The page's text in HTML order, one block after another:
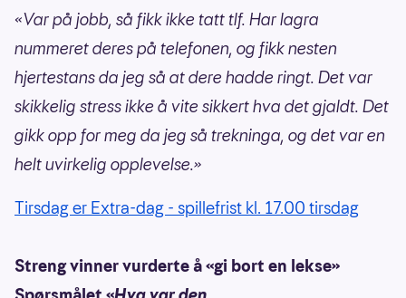
«Var på jobb, så fikk ikke tatt tlf. Har lagra
nummeret deres på telefonen, og fikk nesten
hjertestans da jeg så at dere hadde ringt. Det var
skikkelig stress ikke å vite sikkert hva det gjaldt. Det
gikk opp for meg da jeg så trekninga, og det var en
helt uvirkelig opplevelse.»
Tirsdag er Extra-dag - spillefrist kl. 17.00 tirsdag
Streng vinner vurderte å «gi bort en lekse»